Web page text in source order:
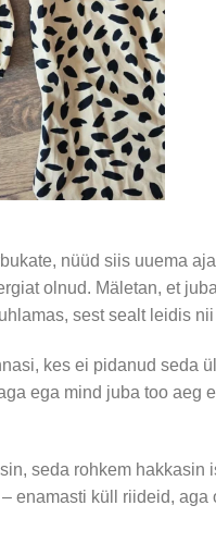
nüüd siis uuema
olnud. Mäletan, et
sest sealt leidis
kes ei pidanud seda
ega mind juba too aeg
seda rohkem hakkasin
enamasti küll riideid, aga